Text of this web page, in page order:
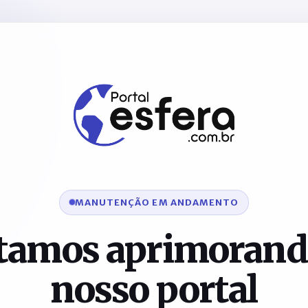
MANUTENÇÃO EM ANDAMENTO
nosso portal